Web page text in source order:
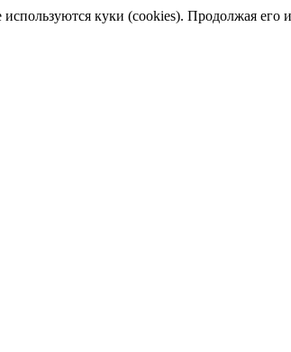
куки (cookies). Продолжая его